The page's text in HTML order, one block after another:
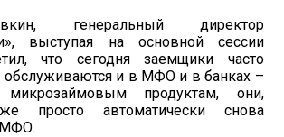
генеральный директор
выступая на основной сессии
что сегодня заемщики часто
и в МФО и в банках –
продуктам, они,
просто автоматически снова
МФО.